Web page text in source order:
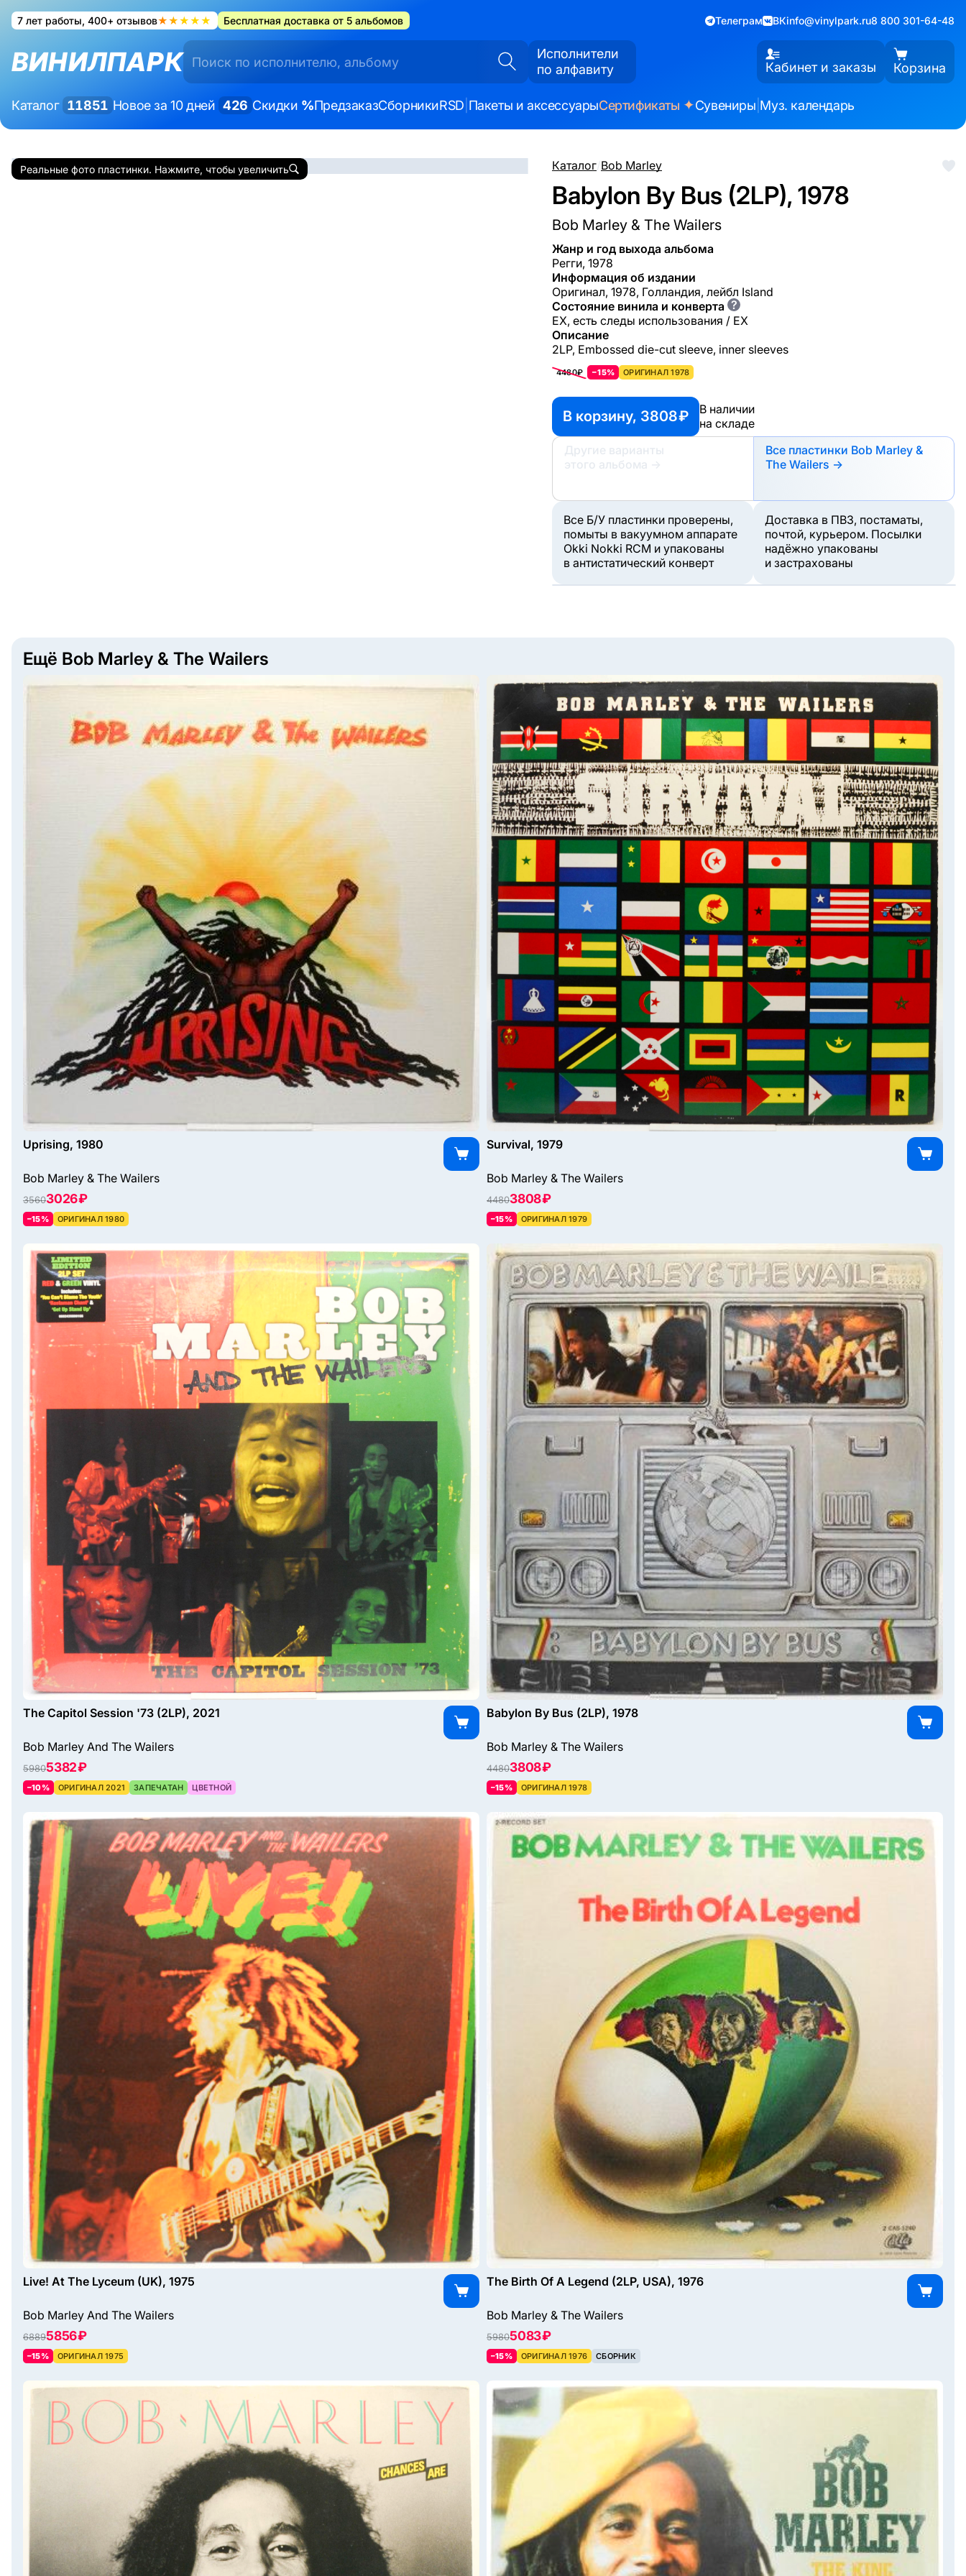
7 лет работы, 400+ отзывов★★★★★ Бесплатная доставка от 5 альбомов Телеграм ВКinfo@vinylpark.ru8 800 301-64-48
ВИНИЛПАРК
Исполнители
по алфавиту
Кабинет и заказы Корзина
Каталог 11851 Новое за 10 дней 426 Скидки %ПредзаказСборникиRSD Пакеты и аксессуарыСертификаты ✦Сувениры Муз. календарь
Каталог/Bob Marley
Babylon By Bus (2LP), 1978
Bob Marley & The Wailers
Жанр и год выхода альбома
Регги, 1978
Информация об издании
Оригинал, 1978, Голландия, лейбл Island
Состояние винила и конверта ?
EX, есть следы использования / EX
Описание
2LP, Embossed die-cut sleeve, inner sleeves
4480₽ −15% ОРИГИНАЛ 1978
В корзину, 3808 ₽
В наличии
на складе
Другие варианты
этого альбома
→
Все пластинки Bob Marley &
The Wailers →
Все Б/У пластинки проверены,
помыты в вакуумном аппарате
Okki Nokki RCM и упакованы
в антистатический конверт
Доставка в ПВЗ, постаматы,
почтой, курьером. Посылки
надёжно упакованы
и застрахованы
Реальные фото пластинки. Нажмите, чтобы увеличить
Ещё Bob Marley & The Wailers
Uprising, 1980
Bob Marley & The Wailers
35603026 ₽
–15% ОРИГИНАЛ 1980
Survival, 1979
Bob Marley & The Wailers
44803808 ₽
–15% ОРИГИНАЛ 1979
The Capitol Session '73 (2LP), 2021
Bob Marley And The Wailers
59805382 ₽
–10% ОРИГИНАЛ 2021 ЗАПЕЧАТАН ЦВЕТНОЙ
Babylon By Bus (2LP), 1978
Bob Marley & The Wailers
44803808 ₽
–15% ОРИГИНАЛ 1978
Live! At The Lyceum (UK), 1975
Bob Marley And The Wailers
68895856 ₽
–15% ОРИГИНАЛ 1975
The Birth Of A Legend (2LP, USA), 1976
Bob Marley & The Wailers
59805083 ₽
–15% ОРИГИНАЛ 1976 СБОРНИК